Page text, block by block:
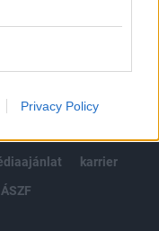
Privacy Policy
karrier
ÁSZF